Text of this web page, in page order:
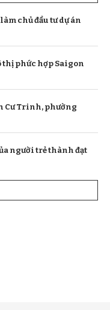
chủ đầu tư dự án
thị phức hợp Saigon
Cư Trinh, phường
người trẻ thành đạt